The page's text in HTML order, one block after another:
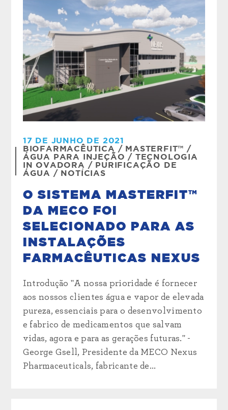
17 DE JUNHO DE 2021
BIOFARMACÊUTICA / MASTERFIT™ /
ÁGUA PARA INJEÇÃO / TECNOLOGIA
IN
OVADORA / PURIFICAÇÃO DE
ÁGUA / NOTÍCIAS
O SISTEMA MASTERFIT™
DA MECO FOI
SELECIONADO PARA AS
INSTALAÇÕES
FARMACÊUTICAS NEXUS
Introdução "A nossa prioridade é fornecer
aos nossos clientes água e vapor de elevada
pureza, essenciais para o desenvolvimento
e fabrico de medicamentos que salvam
vidas, agora e para as gerações futuras." -
George Gsell, Presidente da MECO Nexus
Pharmaceuticals, fabricante de...